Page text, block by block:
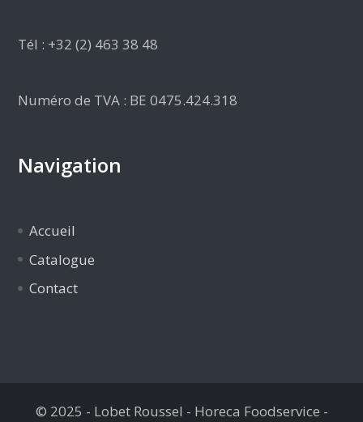
Tél : +32 (2) 463 38 48
Numéro de TVA : BE 0475.424.318
Navigation
Accueil
Catalogue
Contact
© 2025 - Lobet Roussel - Horeca Foodservice -